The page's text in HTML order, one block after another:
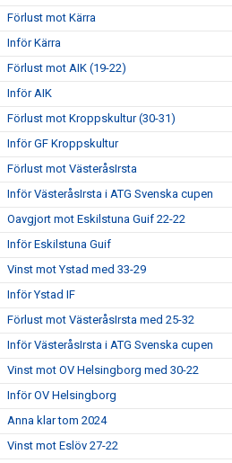
Förlust mot Kärra
Inför Kärra
Förlust mot AIK (19-22)
Inför AIK
Förlust mot Kroppskultur (30-31)
Inför GF Kroppskultur
Förlust mot VästeråsIrsta
Inför VästeråsIrsta i ATG Svenska cupen
Oavgjort mot Eskilstuna Guif 22-22
Inför Eskilstuna Guif
Vinst mot Ystad med 33-29
Inför Ystad IF
Förlust mot VästeråsIrsta med 25-32
Inför VästeråsIrsta i ATG Svenska cupen
Vinst mot OV Helsingborg med 30-22
Inför OV Helsingborg
Anna klar tom 2024
Vinst mot Eslöv 27-22